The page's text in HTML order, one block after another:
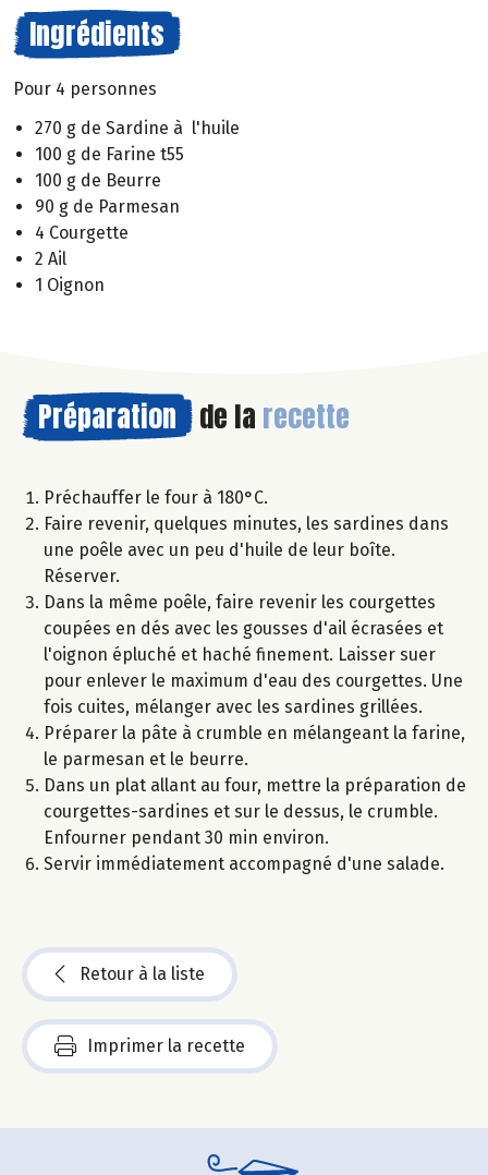
Ingrédients
Pour 4 personnes
270 g de Sardine à l'huile
100 g de Farine t55
100 g de Beurre
90 g de Parmesan
4 Courgette
2 Ail
1 Oignon
Préparation de la recette
Préchauffer le four à 180°C.
Faire revenir, quelques minutes, les sardines dans
une poêle avec un peu d'huile de leur boîte.
Réserver.
Dans la même poêle, faire revenir les courgettes
coupées en dés avec les gousses d'ail écrasées et
l'oignon épluché et haché finement. Laisser suer
pour enlever le maximum d'eau des courgettes. Une
fois cuites, mélanger avec les sardines grillées.
Préparer la pâte à crumble en mélangeant la farine,
le parmesan et le beurre.
Dans un plat allant au four, mettre la préparation de
courgettes-sardines et sur le dessus, le crumble.
Enfourner pendant 30 min environ.
Servir immédiatement accompagné d'une salade.
Retour à la liste
Imprimer la recette